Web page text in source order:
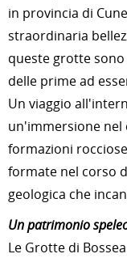
in provincia di
straordinaria
queste grotte
delle prime ad
Un viaggio
un'immersione nel
formazioni
formate nel corso
geologica che
Un patrimonio
Le Grotte di